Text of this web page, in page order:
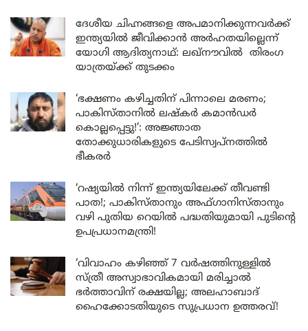
ദേശീയ ചിഹ്നങ്ങളെ അപമാനിക്കുന്നവർക്ക്
ഇന്ത്യയിൽ ജീവിക്കാൻ അർഹതയില്ലെന്ന്
യോഗി ആദിത്യനാഥ്: ലഖ്‌നൗവിൽ തിരംഗ
യാത്രയ്ക്ക് തുടക്കം
‘ഭക്ഷണം കഴിച്ചതിന് പിന്നാലെ മരണം;
പാകിസ്താനിൽ ലഷ്കർ കമാൻഡർ
കൊല്ലപ്പെട്ടു!’: അജ്ഞാത
തോക്കുധാരികളുടെ പേടിസ്വപ്നത്തിൽ
ഭീകരർ
‘റഷ്യയിൽ നിന്ന് ഇന്ത്യയിലേക്ക് തീവണ്ടി
പാത!; പാകിസ്താനും അഫ്ഗാനിസ്താനും
വഴി പുതിയ റെയിൽ പദ്ധതിയുമായി പുടിന്റെ
ഉപപ്രധാനമന്ത്രി!
‘വിവാഹം കഴിഞ്ഞ് 7 വർഷത്തിനുള്ളിൽ
സ്ത്രീ അസ്വാഭാവികമായി മരിച്ചാൽ
ഭർത്താവിന് രക്ഷയില്ല; അലഹാബാദ്
ഹൈക്കോടതിയുടെ സുപ്രധാന ഉത്തരവ്!